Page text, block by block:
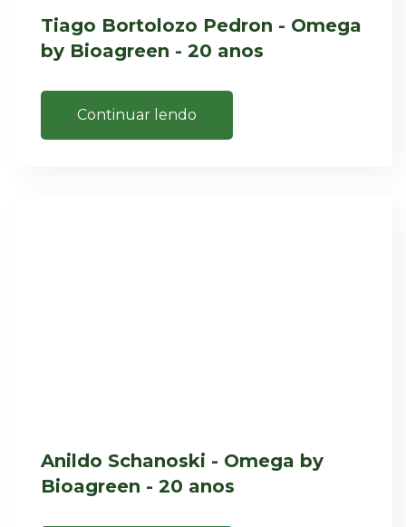
Tiago Bortolozo Pedron - Omega
by Bioagreen - 20 anos
Continuar lendo
Anildo Schanoski - Omega by
Bioagreen - 20 anos